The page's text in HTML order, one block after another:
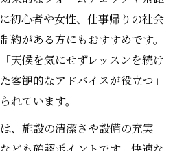
初心者や女性、仕事帰りの社会
約がある方にもおすすめです。
天候を気にせずレッスンを続け
客観的なアドバイスが役立つ」
れています。
、施設の清潔さや設備の充実